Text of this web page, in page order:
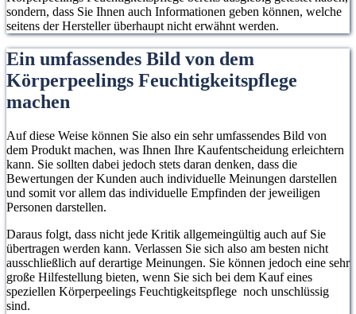
sondern, dass Sie Ihnen auch Informationen geben können, welche
seitens der Hersteller überhaupt nicht erwähnt werden.
Ein umfassendes Bild von dem
Körperpeelings Feuchtigkeitspflege
machen
Auf diese Weise können Sie also ein sehr umfassendes Bild von
dem Produkt machen, was Ihnen Ihre Kaufentscheidung erleichtern
kann. Sie sollten dabei jedoch stets daran denken, dass die
Bewertungen der Kunden auch individuelle Meinungen darstellen
und somit vor allem das individuelle Empfinden der jeweiligen
Personen darstellen.
Daraus folgt, dass nicht jede Kritik allgemeingültig auch auf Sie
übertragen werden kann. Verlassen Sie sich also am besten nicht
ausschließlich auf derartige Meinungen. Sie können jedoch eine sehr
große Hilfestellung bieten, wenn Sie sich bei dem Kauf eines
speziellen Körperpeelings Feuchtigkeitspflege noch unschlüssig
sind.